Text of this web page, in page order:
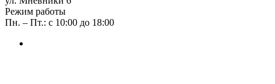
Режим работы
Пн. – Пт.: с 10:00 до 18:00